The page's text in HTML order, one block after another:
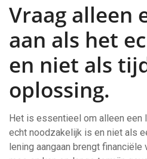
Vraag alleen
aan als het
en niet als
oplossing.
Het is essentieel om alleen een
echt noodzakelijk is en niet als
lening aangaan brengt